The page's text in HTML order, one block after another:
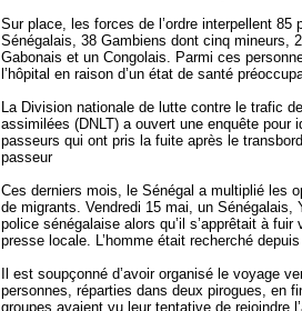
Sur place, les forces de l’ordre interpellent 85
Sénégalais, 38 Gambiens dont cinq mineurs,
Gabonais et un Congolais. Parmi ces
l’hôpital en raison d’un état de santé
La Division nationale de lutte contre le trafic
assimilées (DNLT) a ouvert une enquête pour
passeurs qui ont pris la fuite après le
passeur
Ces derniers mois, le Sénégal a multiplié les
de migrants. Vendredi 15 mai, un Sénégalais,
police sénégalaise alors qu’il s’apprêtait à
presse locale. L’homme était recherché
Il est soupçonné d’avoir organisé le voyage
personnes, réparties dans deux pirogues, en
groupes avaient vu leur tentative de rejoindre